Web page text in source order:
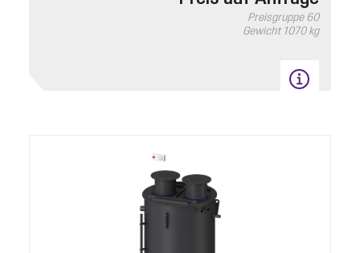
Preisgruppe 60
Gewicht 1070 kg